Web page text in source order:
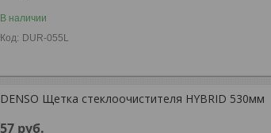
В наличии
DUR-055L
DENSO Щетка стеклоочистителя HYBRID 530мм
57 руб.